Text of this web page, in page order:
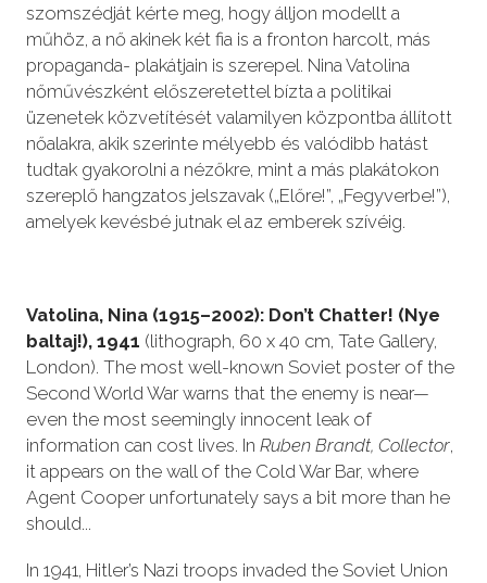
szomszédját kérte meg, hogy álljon modellt a
műhöz, a nő akinek két fia is a fronton harcolt, más
propaganda- plakátjain is szerepel. Nina Vatolina
nőművészként előszeretettel bízta a politikai
üzenetek közvetítését valamilyen központba állított
nőalakra, akik szerinte mélyebb és valódibb hatást
tudtak gyakorolni a nézőkre, mint a más plakátokon
szereplő hangzatos jelszavak („Előre!”, „Fegyverbe!”),
amelyek kevésbé jutnak el az emberek szívéig.
Vatolina, Nina (1915–2002): Don’t Chatter! (Nye
baltaj!), 1941 (lithograph, 60 x 40 cm, Tate Gallery,
London). The most well-known Soviet poster of the
Second World War warns that the enemy is near—
even the most seemingly innocent leak of
information can cost lives. In Ruben Brandt, Collector,
it appears on the wall of the Cold War Bar, where
Agent Cooper unfortunately says a bit more than he
should...
In 1941, Hitler’s Nazi troops invaded the Soviet Union